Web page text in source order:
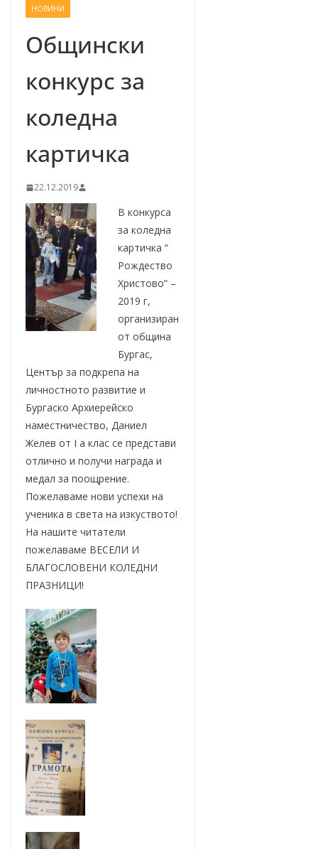
НОВИНИ
Общински
конкурс за
коледна
картичка
22.12.2019
В конкурса
за коледна
картичка “
Рождество
Христово“ –
2019 г,
организиран
от община
Бургас,
Център за подкрепа на
личностното развитие и
Бургаско Архиерейско
наместничество, Даниел
Желев от I а клас се представи
отлично и получи награда и
медал за поощрение.
Пожелаваме нови успехи на
ученика в света на изкуството!
На нашите читатели
пожелаваме ВЕСЕЛИ И
БЛАГОСЛОВЕНИ КОЛЕДНИ
ПРАЗНИЦИ!